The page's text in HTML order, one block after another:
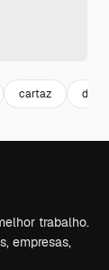
cartaz
trabalho.
empresas,